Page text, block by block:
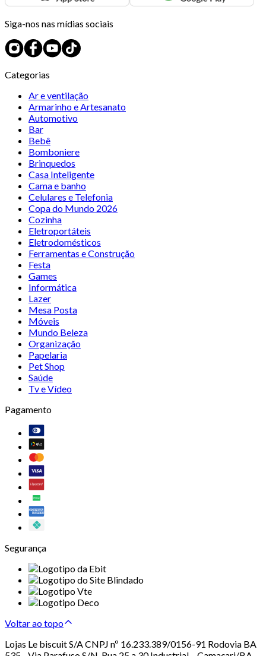
Siga-nos nas mídias sociais
Categorias
Ar e ventilação
Armarinho e Artesanato
Automotivo
Bar
Bebê
Bomboniere
Brinquedos
Casa Inteligente
Cama e banho
Celulares e Telefonia
Copa do Mundo 2026
Cozinha
Eletroportáteis
Eletrodomésticos
Ferramentas e Construção
Festa
Games
Informática
Lazer
Mesa Posta
Móveis
Mundo Beleza
Organização
Papelaria
Pet Shop
Saúde
Tv e Vídeo
Pagamento
Segurança
Voltar ao topo
Lojas Le biscuit S/A CNPJ nº 16.233.389/0156-91 Rodovia BA